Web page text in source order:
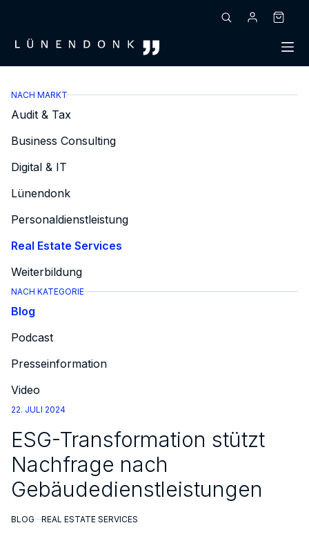
NACH MARKT
Audit & Tax
Business Consulting
Digital & IT
Lünendonk
Personaldienstleistung
Real Estate Services
Weiterbildung
NACH KATEGORIE
Blog
Podcast
Presseinformation
Video
22. JULI 2024
ESG-Transformation stützt
Nachfrage nach
Gebäudedienstleistungen
BLOG REAL ESTATE SERVICES